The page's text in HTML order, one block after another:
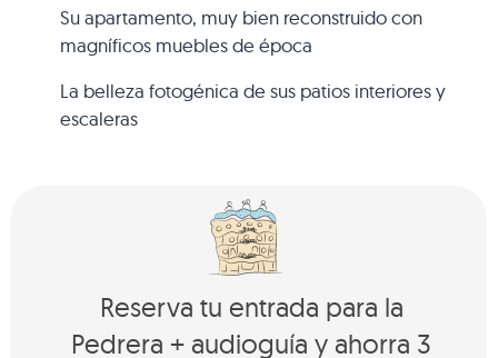
Su apartamento, muy bien reconstruido con
magníficos muebles de época
La belleza fotogénica de sus patios interiores y
escaleras
Reserva tu entrada para la
Pedrera + audioguía y ahorra 3